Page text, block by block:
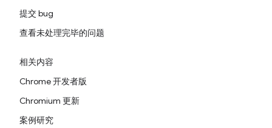
提交 bug
查看未处理完毕的问题
相关内容
Chrome 开发者版
Chromium 更新
案例研究